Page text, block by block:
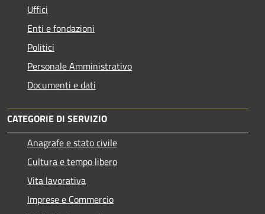
Uffici
Enti e fondazioni
Politici
Personale Amministrativo
Documenti e dati
CATEGORIE DI SERVIZIO
Anagrafe e stato civile
Cultura e tempo libero
Vita lavorativa
Imprese e Commercio